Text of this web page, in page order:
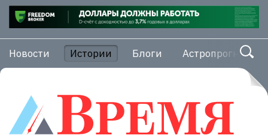
Новости Истории Блоги Астропрогноз